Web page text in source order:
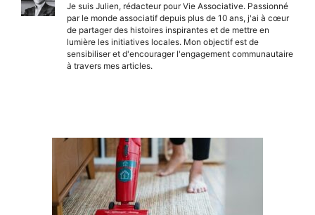
Je suis Julien, rédacteur pour Vie Associative. Passionné
par le monde associatif depuis plus de 10 ans, j'ai à cœur
de partager des histoires inspirantes et de mettre en
lumière les initiatives locales. Mon objectif est de
sensibiliser et d'encourager l'engagement communautaire
à travers mes articles.